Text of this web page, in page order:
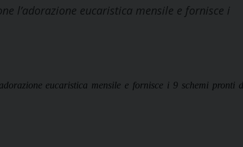
l’adorazione eucaristica mensile e fornisce i
eucaristica mensile e fornisce i 9 schemi pronti